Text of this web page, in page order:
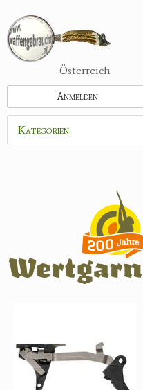
zum
Inhalt
Österreich
Anmelden
Kategorien
Zubehör
Bücher, Videos